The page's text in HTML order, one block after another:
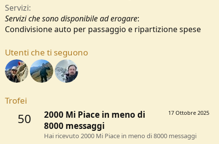
Servizi
Servizi che sono disponibile ad erogare:
Condivisione auto per passaggio e ripartizione spese
Utenti che ti seguono
Trofei
50 17 Ottobre 2025
2000 Mi Piace in meno di
8000 messaggi
Hai ricevuto 2000 Mi Piace in meno di 8000 messaggi